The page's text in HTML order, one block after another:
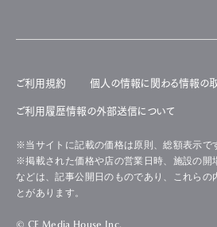
ご利用規約 個人の情報に関わる情報の
ご利用履歴情報の外部送信について
※当サイトに記載の価格は原則、総額表示で
※掲載された価格や店の営業日時、施設の開
などは、記事公開日のものであり、これらの
とがあります。